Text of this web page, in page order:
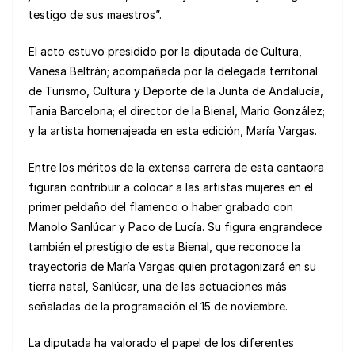
testigo de sus maestros”.
El acto estuvo presidido por la diputada de Cultura,
Vanesa Beltrán; acompañada por la delegada territorial
de Turismo, Cultura y Deporte de la Junta de Andalucía,
Tania Barcelona; el director de la Bienal, Mario González;
y la artista homenajeada en esta edición, María Vargas.
Entre los méritos de la extensa carrera de esta cantaora
figuran contribuir a colocar a las artistas mujeres en el
primer peldaño del flamenco o haber grabado con
Manolo Sanlúcar y Paco de Lucía. Su figura engrandece
también el prestigio de esta Bienal, que reconoce la
trayectoria de María Vargas quien protagonizará en su
tierra natal, Sanlúcar, una de las actuaciones más
señaladas de la programación el 15 de noviembre.
La diputada ha valorado el papel de los diferentes